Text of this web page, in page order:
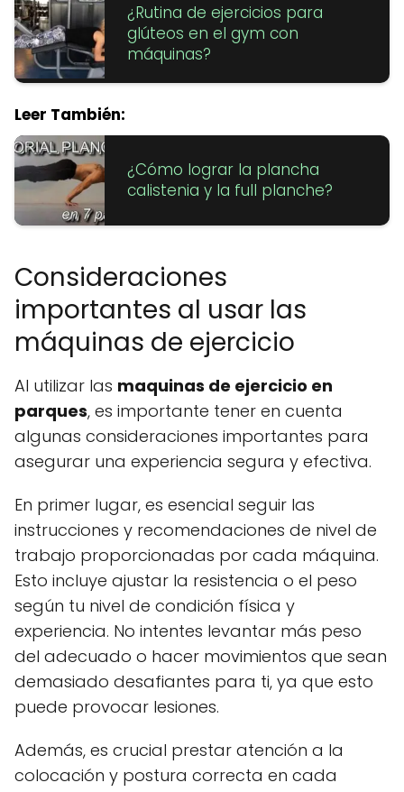
¿Rutina de ejercicios para
glúteos en el gym con
máquinas?
Leer También:
¿Cómo lograr la plancha
calistenia y la full planche?
Consideraciones
importantes al usar las
máquinas de ejercicio
Al utilizar las maquinas de ejercicio en
parques, es importante tener en cuenta
algunas consideraciones importantes para
asegurar una experiencia segura y efectiva.
En primer lugar, es esencial seguir las
instrucciones y recomendaciones de nivel de
trabajo proporcionadas por cada máquina.
Esto incluye ajustar la resistencia o el peso
según tu nivel de condición física y
experiencia. No intentes levantar más peso
del adecuado o hacer movimientos que sean
demasiado desafiantes para ti, ya que esto
puede provocar lesiones.
Además, es crucial prestar atención a la
colocación y postura correcta en cada